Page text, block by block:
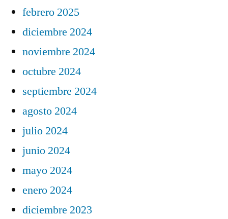
febrero 2025
diciembre 2024
noviembre 2024
octubre 2024
septiembre 2024
agosto 2024
julio 2024
junio 2024
mayo 2024
enero 2024
diciembre 2023